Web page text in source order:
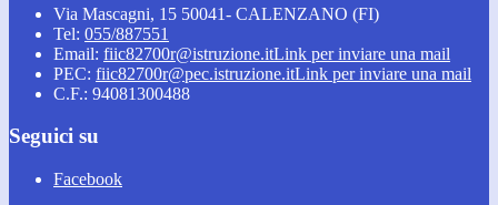
Via Mascagni, 15 50041- CALENZANO (FI)
Tel: 055/887551
Email: fiic82700r@istruzione.itLink per inviare una mail
PEC: fiic82700r@pec.istruzione.itLink per inviare una mail
C.F.: 94081300488
Seguici su
Facebook